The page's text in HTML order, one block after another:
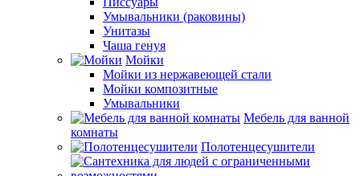
Умывальники (раковины)
Унитазы
Чаша генуя
Мойки
Мойки из нержавеющей стали
Мойки композитные
Умывальники
Мебель для ванной
комнаты
Полотенцесушители